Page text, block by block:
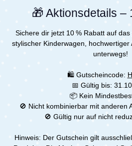
🎁 Aktionsdetails –
Sichere dir jetzt 10 % Rabatt auf
stylischer Kinderwagen,
unterwegs!
🛍 Gutscheincode:
📅 Gültig bis:
📦 Kein
🚫 Nicht kombinierbar mit anderen
🚫 Gültig nur auf nicht
Hinweis: Der Gutschein gilt